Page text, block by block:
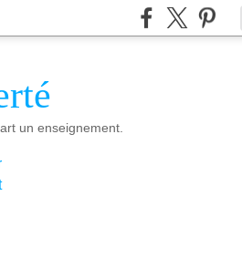
un enseignement.